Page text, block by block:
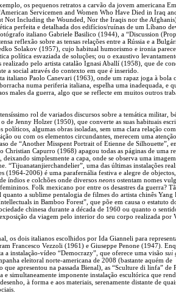
os pequenos retratos a carvão da jovem americana
Servicemen and Women Who Have Died in Iraq
Not Including the Wounded, Nor the Iraqis nor the
perfeita e detalhada dos edifícios/ruínas de um Líbano
italiano Gabriele Basilico (1944), a “Discussion
reflexão sobre as tensas relações entre a Rússia e a
Solakov (1957), cujo habitual humorismo e ironia
política esvaziada de soluções; ou o exaustivo
realizado pelo artista catalão Ignasi Aballí (1958), que de
a social através do contexto em que é inserido.
italiano Paolo Canevari (1963), onde um rapaz joga à bola
numa periferia italiana, espelha uma inadequada, e
males da guerra, algo que se reflecte em muitos outros
rol de variados discursos sobre a temática militar,
de Jenny Holzer (1950), que converte as suas habituais
políticos, algumas obras isoladas, sem uma clara relação
ou com os elementos circundantes, merecem uma atenção
de “Another Misspent Portrait of Etienne de Silhouette”,
Christian Capurro (1968) apagou todas as páginas de uma
deixando simplesmente a capa, onde se observa uma
“Tijuanatanjierchandelier”, uma das últimas instalações
(1964-2006) é uma parafernália festiva e alegre de objectos,
índios e colchões onde diversos neons ostentam nomes
Folk mexicano por entre os desastres da guerra?
quanto a sublime pentalogia de filmes do artista chinês Yang
in Bamboo Forest”, que põe em causa o estatuto
chinesa durante a década de 1960 ou quanto o
da viagem pelo interior do seu corpo realizada por
os dois italianos escolhidos por Ida Gianneli para
Francesco Vezzoli (1961) e Giuseppe Penone (1947).
a instalação-vídeo “Democrazy”, que oferece uma visão sui
eleitoral norte-americana de 2008 (bastante aquém de
que apresentou na passada Bienal), as “Sculture di linfa” de
e simultaneamente imponente instalação escultórica que
à forma e aos materiais, serenamente distante de